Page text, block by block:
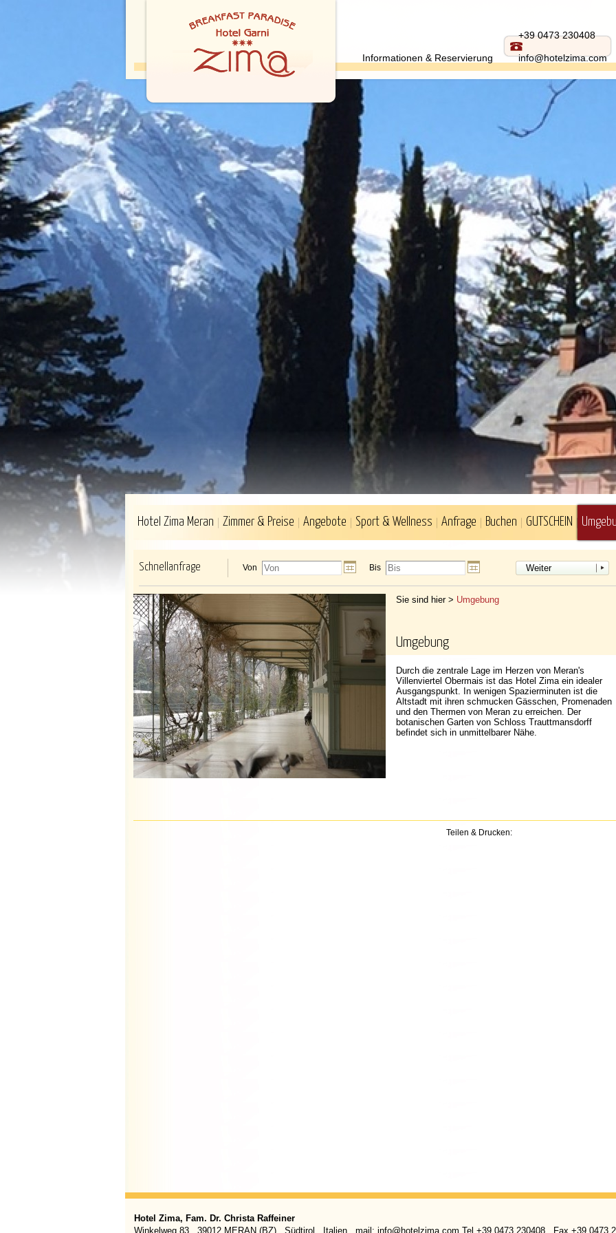
Informationen & Reservierung
+39 0473 230408
info@hotelzima.com
Hotel Zima Meran Zimmer & Preise Angebote Sport & Wellness Anfrage Buchen GUTSCHEIN
Schnellanfrage Von Bis Weiter
Sie sind hier > Umgebung
Umgebung
Durch die zentrale Lage im Herzen von Meran's
Villenviertel Obermais ist das Hotel Zima ein idealer
Ausgangspunkt. In wenigen Spazierminuten ist die
Altstadt mit ihren schmucken Gässchen, Promenaden
und den Thermen von Meran zu erreichen. Der
botanischen Garten von Schloss Trauttmansdorff
befindet sich in unmittelbarer Nähe.
Teilen & Drucken:
Hotel Zima, Fam. Dr. Christa Raffeiner
Winkelweg 83 . 39012 MERAN (BZ) . Südtirol . Italien . mail: info@hotelzima.com Tel +39 0473 230408 . Fax +39 0473